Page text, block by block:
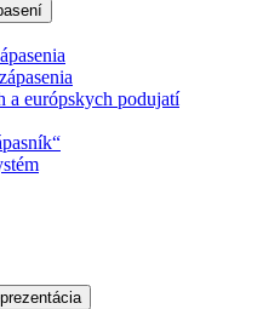
a európskych podujatí